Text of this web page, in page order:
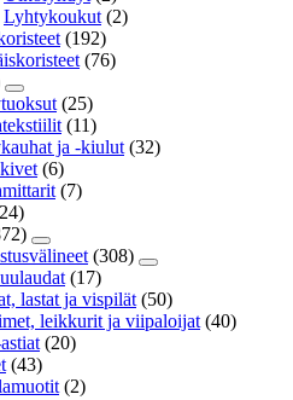
Lyhtykoukut (2)
(192)
(76)
(25)
(11)
ja -kiulut (32)
(6)
(7)
(308)
(17)
lastat ja vispilät (50)
leikkurit ja viipaloijat (40)
(20)
(43)
(2)